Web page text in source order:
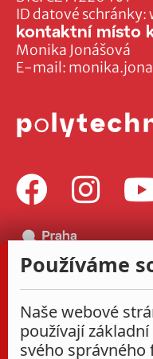
ID datové schránky:
kontaktní místo
Monika Jonášová
E-mail:
Používáme
Naše webové
používají
svého